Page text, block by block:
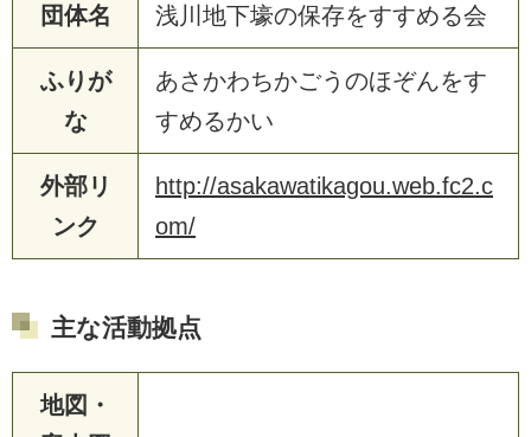
団体名 浅川地下壕の保存をすすめる会
ふりが
な
あさかわちかごうのほぞんをす
すめるかい
外部リ
ンク
http://asakawatikagou.web.fc2.c
om/
主な活動拠点
地図・